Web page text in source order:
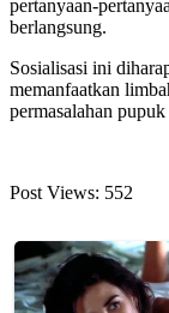
pertanyaan-
berlangsung.
Sosialisasi ini
memanfaatkan
permasalahan
Post Views: 552